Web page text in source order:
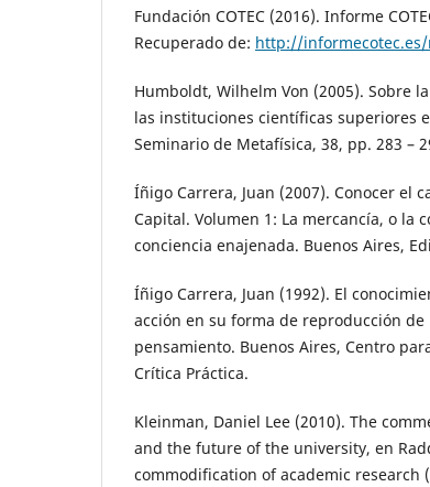
Fundación COTEC (2016). Informe
Recuperado de: http://informecotec.es/
Humboldt, Wilhelm Von (2005). Sobre
las instituciones científicas superiores
Seminario de Metafísica, 38, pp. 283 –
Íñigo Carrera, Juan (2007). Conocer el
Capital. Volumen 1: La mercancía, o la
conciencia enajenada. Buenos Aires,
Íñigo Carrera, Juan (1992). El
acción en su forma de reproducción
pensamiento. Buenos Aires, Centro
Crítica Práctica.
Kleinman, Daniel Lee (2010). The
and the future of the university, en
commodification of academic research